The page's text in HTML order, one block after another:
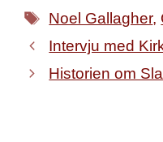
Tags
Noel Gallagher,
Intervju med
Historien om